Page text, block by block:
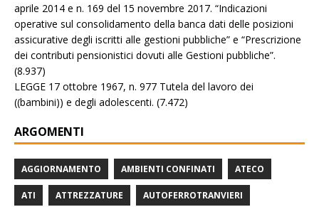
aprile 2014 e n. 169 del 15 novembre 2017. “Indicazioni
operative sul consolidamento della banca dati delle posizioni
assicurative degli iscritti alle gestioni pubbliche” e “Prescrizione
dei contributi pensionistici dovuti alle Gestioni pubbliche”.
(8.937)
LEGGE 17 ottobre 1967, n. 977 Tutela del lavoro dei
((bambini)) e degli adolescenti. (7.472)
ARGOMENTI
AGGIORNAMENTO AMBIENTI CONFINATI ATECO
ATI ATTREZZATURE AUTOFERROTRANVIERI